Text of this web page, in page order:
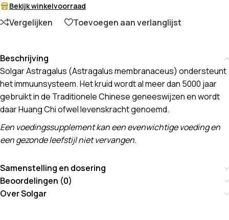
Bekijk winkelvoorraad
Vergelijken Toevoegen aan verlanglijst
Beschrijving
Solgar Astragalus (Astragalus membranaceus) ondersteunt
het immuunsysteem. Het kruid wordt al meer dan 5000 jaar
gebruikt in de Traditionele Chinese geneeswijzen en wordt
daar Huang Chi ofwel levenskracht genoemd.
Een voedingssupplement kan een evenwichtige voeding en
een gezonde leefstijl niet vervangen.
Samenstelling en dosering
Beoordelingen (0)
Over Solgar